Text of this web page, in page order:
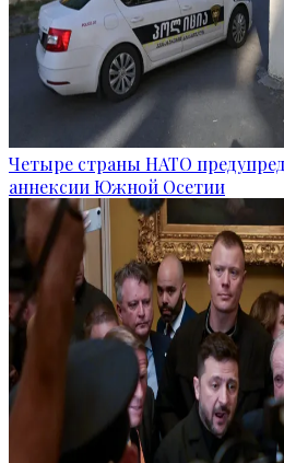
Четыре страны НАТО
аннексии Южной Осетии